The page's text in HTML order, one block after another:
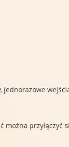
można przyłączyć